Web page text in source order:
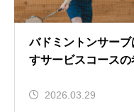
バドミントンサー
すサービスコースの
2026.03.29